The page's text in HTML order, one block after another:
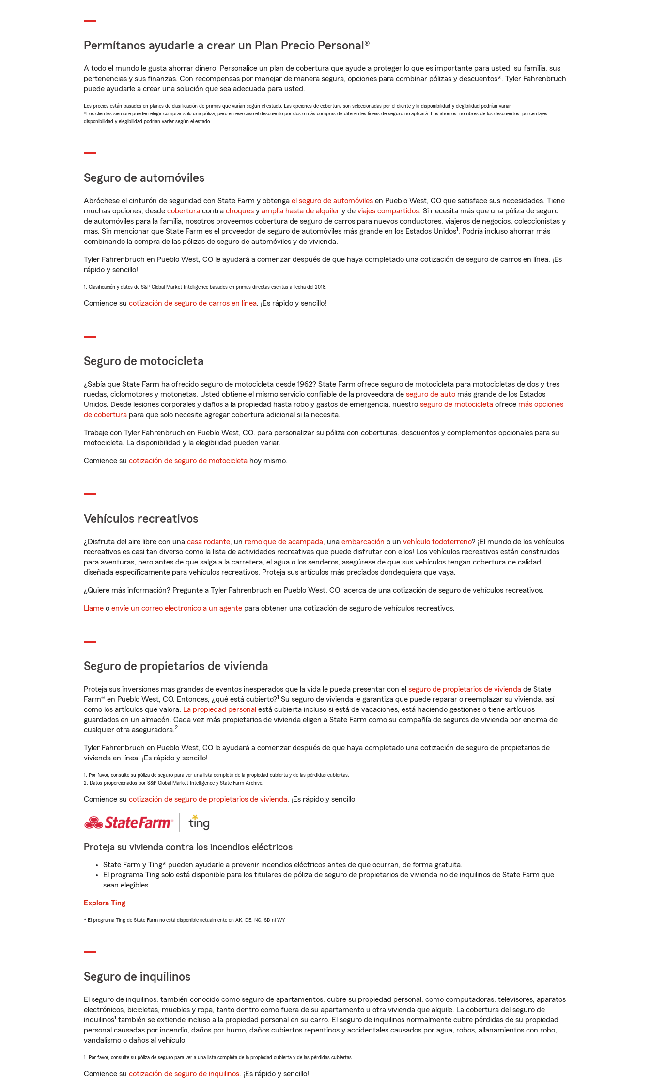
Permítanos ayudarle a crear un Plan Precio Personal®
A todo el mundo le gusta ahorrar dinero. Personalice un plan de cobertura que ayude a proteger lo que es importante para usted: su familia, sus
pertenencias y sus finanzas. Con recompensas por manejar de manera segura, opciones para combinar pólizas y descuentos*, Tyler Fahrenbruch
puede ayudarle a crear una solución que sea adecuada para usted.
Los precios están basados en planes de clasificación de primas que varían según el estado. Las opciones de cobertura son seleccionadas por el cliente y la disponibilidad y elegibilidad podrían variar.
*Los clientes siempre pueden elegir comprar solo una póliza, pero en ese caso el descuento por dos o más compras de diferentes líneas de seguro no aplicará. Los ahorros, nombres de los descuentos, porcentajes,
disponibilidad y elegibilidad podrían variar según el estado.
Seguro de automóviles
Abróchese el cinturón de seguridad con State Farm y obtenga el seguro de automóviles en Pueblo West, CO que satisface sus necesidades. Tiene
muchas opciones, desde cobertura contra choques y amplia hasta de alquiler y de viajes compartidos. Si necesita más que una póliza de seguro
de automóviles para la familia, nosotros proveemos cobertura de seguro de carros para nuevos conductores, viajeros de negocios, coleccionistas y
más. Sin mencionar que State Farm es el proveedor de seguro de automóviles más grande en los Estados Unidos1. Podría incluso ahorrar más
combinando la compra de las pólizas de seguro de automóviles y de vivienda.
Tyler Fahrenbruch en Pueblo West, CO le ayudará a comenzar después de que haya completado una cotización de seguro de carros en línea. ¡Es
rápido y sencillo!
1. Clasificación y datos de S&P Global Market Intelligence basados en primas directas escritas a fecha del 2018.
Comience su cotización de seguro de carros en línea. ¡Es rápido y sencillo!
Seguro de motocicleta
¿Sabía que State Farm ha ofrecido seguro de motocicleta desde 1962? State Farm ofrece seguro de motocicleta para motocicletas de dos y tres
ruedas, ciclomotores y motonetas. Usted obtiene el mismo servicio confiable de la proveedora de seguro de auto más grande de los Estados
Unidos. Desde lesiones corporales y daños a la propiedad hasta robo y gastos de emergencia, nuestro seguro de motocicleta ofrece más opciones
de cobertura para que solo necesite agregar cobertura adicional si la necesita.
Trabaje con Tyler Fahrenbruch en Pueblo West, CO, para personalizar su póliza con coberturas, descuentos y complementos opcionales para su
motocicleta. La disponibilidad y la elegibilidad pueden variar.
Comience su cotización de seguro de motocicleta hoy mismo.
Vehículos recreativos
¿Disfruta del aire libre con una casa rodante, un remolque de acampada, una embarcación o un vehículo todoterreno? ¡El mundo de los vehículos
recreativos es casi tan diverso como la lista de actividades recreativas que puede disfrutar con ellos! Los vehículos recreativos están construidos
para aventuras, pero antes de que salga a la carretera, el agua o los senderos, asegúrese de que sus vehículos tengan cobertura de calidad
diseñada específicamente para vehículos recreativos. Proteja sus artículos más preciados dondequiera que vaya.
¿Quiere más información? Pregunte a Tyler Fahrenbruch en Pueblo West, CO, acerca de una cotización de seguro de vehículos recreativos.
Llame o envíe un correo electrónico a un agente para obtener una cotización de seguro de vehículos recreativos.
Seguro de propietarios de vivienda
Proteja sus inversiones más grandes de eventos inesperados que la vida le pueda presentar con el seguro de propietarios de vivienda de State
Farm® en Pueblo West, CO. Entonces, ¿qué está cubierto?1 Su seguro de vivienda le garantiza que puede reparar o reemplazar su vivienda, así
como los artículos que valora. La propiedad personal está cubierta incluso si está de vacaciones, está haciendo gestiones o tiene artículos
guardados en un almacén. Cada vez más propietarios de vivienda eligen a State Farm como su compañía de seguros de vivienda por encima de
cualquier otra aseguradora.2
Tyler Fahrenbruch en Pueblo West, CO le ayudará a comenzar después de que haya completado una cotización de seguro de propietarios de
vivienda en línea. ¡Es rápido y sencillo!
1. Por favor, consulte su póliza de seguro para ver una lista completa de la propiedad cubierta y de las pérdidas cubiertas.
2. Datos proporcionados por S&P Global Market Intelligence y State Farm Archive.
Comience su cotización de seguro de propietarios de vivienda. ¡Es rápido y sencillo!
Proteja su vivienda contra los incendios eléctricos
State Farm y Ting* pueden ayudarle a prevenir incendios eléctricos antes de que ocurran, de forma gratuita.
El programa Ting solo está disponible para los titulares de póliza de seguro de propietarios de vivienda no de inquilinos de State Farm que
sean elegibles.
Explora Ting
* El programa Ting de State Farm no está disponible actualmente en AK, DE, NC, SD ni WY
Seguro de inquilinos
El seguro de inquilinos, también conocido como seguro de apartamentos, cubre su propiedad personal, como computadoras, televisores, aparatos
electrónicos, bicicletas, muebles y ropa, tanto dentro como fuera de su apartamento u otra vivienda que alquile. La cobertura del seguro de
inquilinos1 también se extiende incluso a la propiedad personal en su carro. El seguro de inquilinos normalmente cubre pérdidas de su propiedad
personal causadas por incendio, daños por humo, daños cubiertos repentinos y accidentales causados por agua, robos, allanamientos con robo,
vandalismo o daños al vehículo.
1. Por favor, consulte su póliza de seguro para ver a una lista completa de la propiedad cubierta y de las pérdidas cubiertas.
Comience su cotización de seguro de inquilinos. ¡Es rápido y sencillo!